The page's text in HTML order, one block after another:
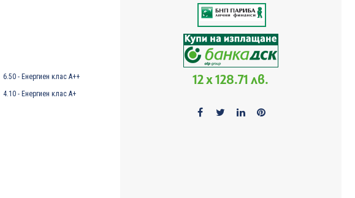
6.50 - Енергиен клас A++
4.10 - Енергиен клас A+
12 x 128.71 лв.